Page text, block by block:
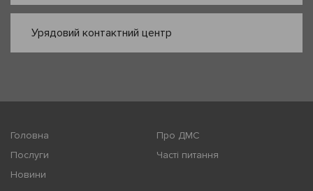
Урядовий контактний центр
Головна
Про ДМС
Послуги
Часті питання
Новини